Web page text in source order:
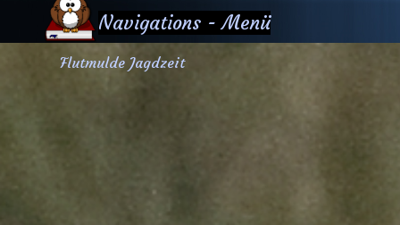
Navigations - Menü
Flutmulde Jagdzeit